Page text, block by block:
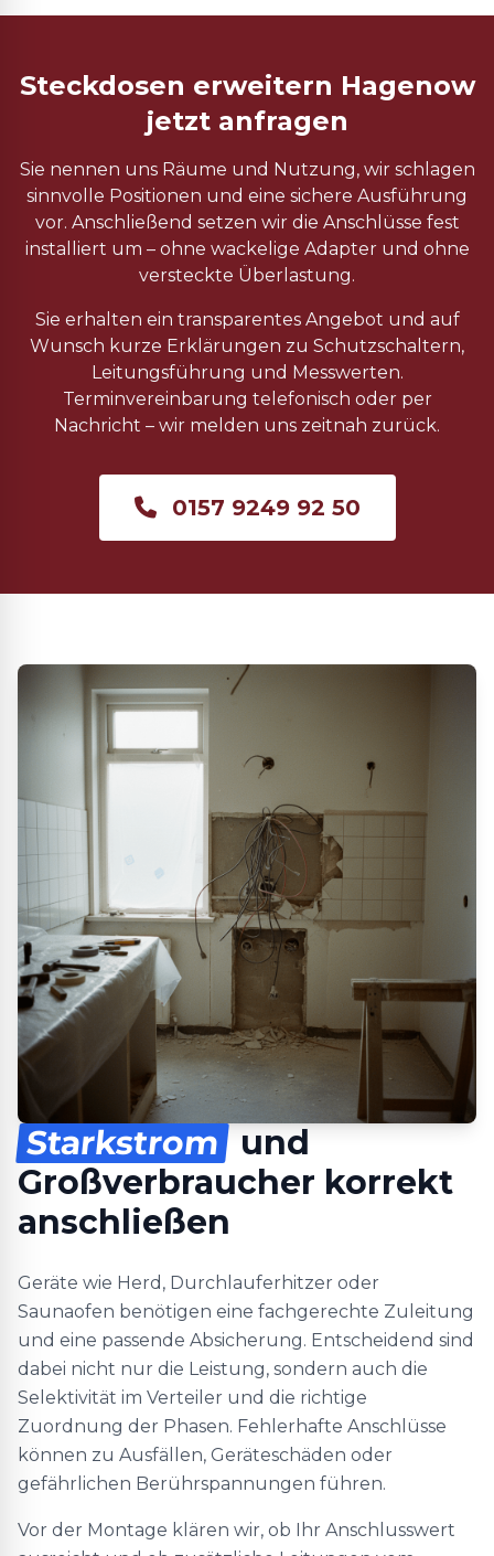
Steckdosen erweitern Hagenow
jetzt anfragen
Sie nennen uns Räume und Nutzung, wir schlagen
sinnvolle Positionen und eine sichere Ausführung
vor. Anschließend setzen wir die Anschlüsse fest
installiert um – ohne wackelige Adapter und ohne
versteckte Überlastung.
Sie erhalten ein transparentes Angebot und auf
Wunsch kurze Erklärungen zu Schutzschaltern,
Leitungsführung und Messwerten.
Terminvereinbarung telefonisch oder per
Nachricht – wir melden uns zeitnah zurück.
0157 9249 92 50
Starkstrom
und
Großverbraucher korrekt
anschließen
Geräte wie Herd, Durchlauferhitzer oder
Saunaofen benötigen eine fachgerechte Zuleitung
und eine passende Absicherung. Entscheidend sind
dabei nicht nur die Leistung, sondern auch die
Selektivität im Verteiler und die richtige
Zuordnung der Phasen. Fehlerhafte Anschlüsse
können zu Ausfällen, Geräteschäden oder
gefährlichen Berührspannungen führen.
Vor der Montage klären wir, ob Ihr Anschlusswert